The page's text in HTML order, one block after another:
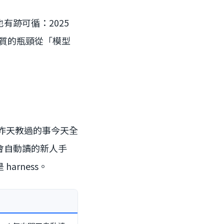
跡可循：2025
的瓶頸從「模型
天教過的事今天全
自動讀的新人手
harness。